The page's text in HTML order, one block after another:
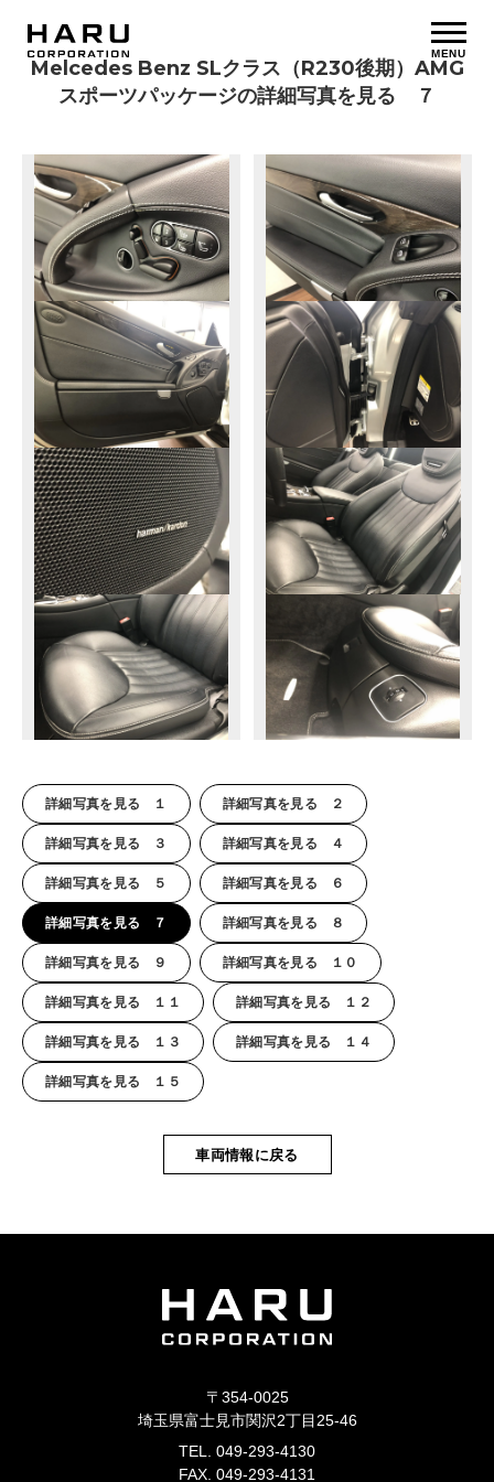
MENU
Melcedes Benz SLクラス（R230後期）AMG
スポーツパッケージの詳細写真を見る ７
詳細写真を見る １ 詳細写真を見る ２
詳細写真を見る ３ 詳細写真を見る ４
詳細写真を見る ５ 詳細写真を見る ６
詳細写真を見る ７ 詳細写真を見る ８
詳細写真を見る ９ 詳細写真を見る １０
詳細写真を見る １１ 詳細写真を見る １２
詳細写真を見る １３ 詳細写真を見る １４
詳細写真を見る １５
車両情報に戻る
〒354-0025
埼玉県富士見市関沢2丁目25-46
TEL. 049-293-4130
FAX. 049-293-4131